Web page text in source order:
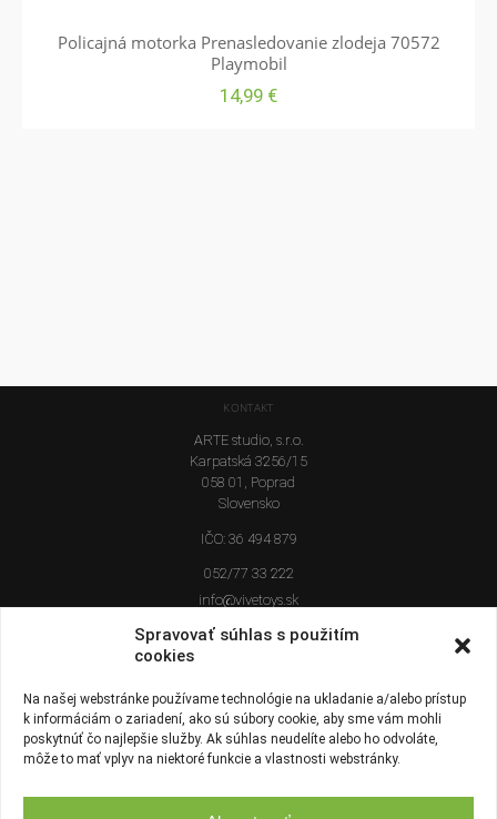
Spravovať súhlas s použitím
cookies
Na našej webstránke používame technológie na ukladanie a/alebo prístup
k informáciám o zariadení, ako sú súbory cookie, aby sme vám mohli
poskytnúť čo najlepšie služby. Ak súhlas neudelíte alebo ho odvoláte,
môže to mať vplyv na niektoré funkcie a vlastnosti webstránky.
Policajná motorka Prenasledovanie zlodeja 70572
Playmobil
14,99 €
INFORMÁCIE
Doprava, dodanie a platba
Obchodné a reklamačné podmienky
Prihlásenie
KONTAKT
ARTE studio, s.r.o.
Karpatská 3256/15
058 01, Poprad
Slovensko
IČO: 36 494 879
052/77 33 222
info@vivetoys.sk
Ostatné kontaktné informácie